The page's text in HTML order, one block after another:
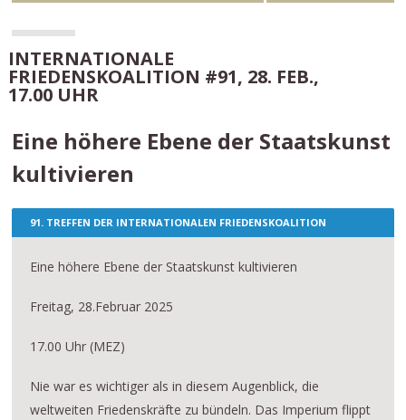
INTERNATIONALE
FRIEDENSKOALITION #91, 28. FEB.,
17.00 UHR
Eine höhere Ebene der Staatskunst
kultivieren
91. TREFFEN DER INTERNATIONALEN FRIEDENSKOALITION
Eine höhere Ebene der Staatskunst kultivieren
Freitag, 28.Februar 2025
17.00 Uhr (MEZ)
Nie war es wichtiger als in diesem Augenblick, die
weltweiten Friedenskräfte zu bündeln. Das Imperium flippt